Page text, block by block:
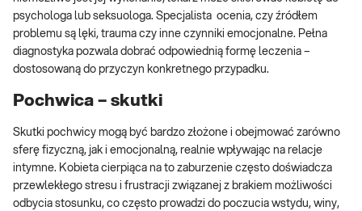
psychologa lub seksuologa. Specjalista ocenia, czy źródłem
problemu są lęki, trauma czy inne czynniki emocjonalne. Pełna
diagnostyka pozwala dobrać odpowiednią formę leczenia –
dostosowaną do przyczyn konkretnego przypadku.
Pochwica – skutki
Skutki pochwicy mogą być bardzo złożone i obejmować zarówno
sferę fizyczną, jak i emocjonalną, realnie wpływając na relacje
intymne. Kobieta cierpiąca na to zaburzenie często doświadcza
przewlekłego stresu i frustracji związanej z brakiem możliwości
odbycia stosunku, co często prowadzi do poczucia wstydu, winy,